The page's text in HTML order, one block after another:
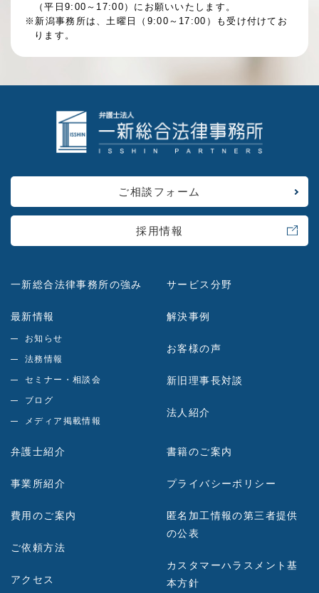
（平日9:00～17:00）にお願いいたします。
※新潟事務所は、土曜日（9:00～17:00）も受け付けてお
ります。
ご相談フォーム
採用情報
一新総合法律事務所の強み
最新情報
お知らせ
法務情報
セミナー・相談会
ブログ
メディア掲載情報
サービス分野
解決事例
お客様の声
新旧理事長対談
法人紹介
弁護士紹介
事業所紹介
費用のご案内
ご依頼方法
アクセス
書籍のご案内
プライバシーポリシー
匿名加工情報の第三者提供
の公表
カスタマーハラスメント基
本方針